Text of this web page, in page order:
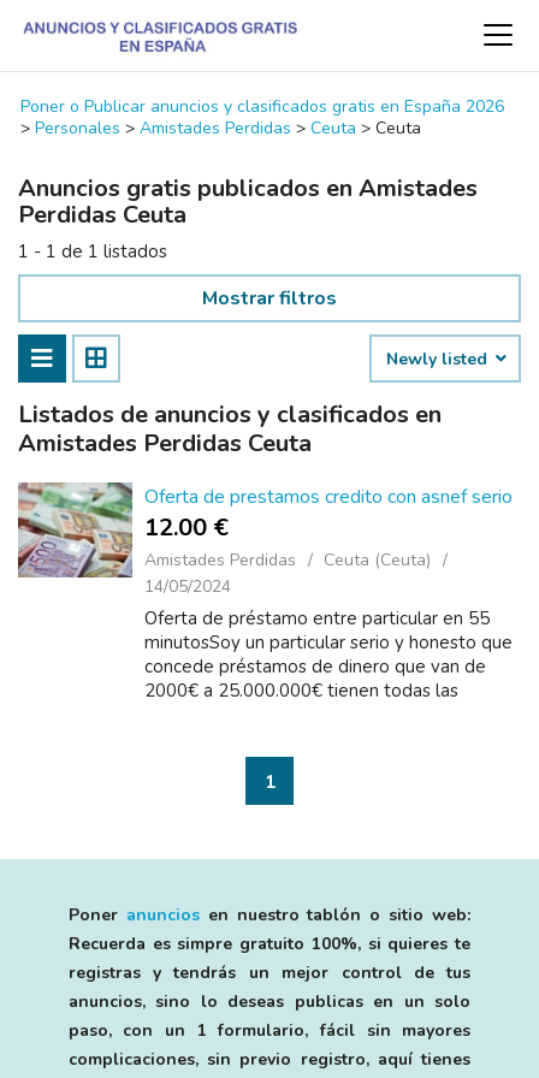
Poner o Publicar anuncios y clasificados gratis en España 2026
> Personales > Amistades Perdidas > Ceuta > Ceuta
Anuncios gratis publicados en Amistades
Perdidas Ceuta
1 - 1 de 1 listados
Mostrar filtros
Newly listed
Listados de anuncios y clasificados en
Amistades Perdidas Ceuta
Oferta de prestamos credito con asnef serio
12.00 €
Amistades Perdidas
Ceuta (Ceuta)
14/05/2024
Oferta de préstamo entre particular en 55
minutosSoy un particular serio y honesto que
concede préstamos de dinero que van de
2000€ a 25.000.000€ tienen todas las
1
Poner anunciosen nuestro tablón o sitio web:
Recuerda es simpre gratuito 100%, si quieres te
registras y tendrás un mejor control de tus
anuncios, sino lo deseas publicas en un solo
paso, con un 1 formulario, fácil sin mayores
complicaciones, sin previo registro, aquí tienes